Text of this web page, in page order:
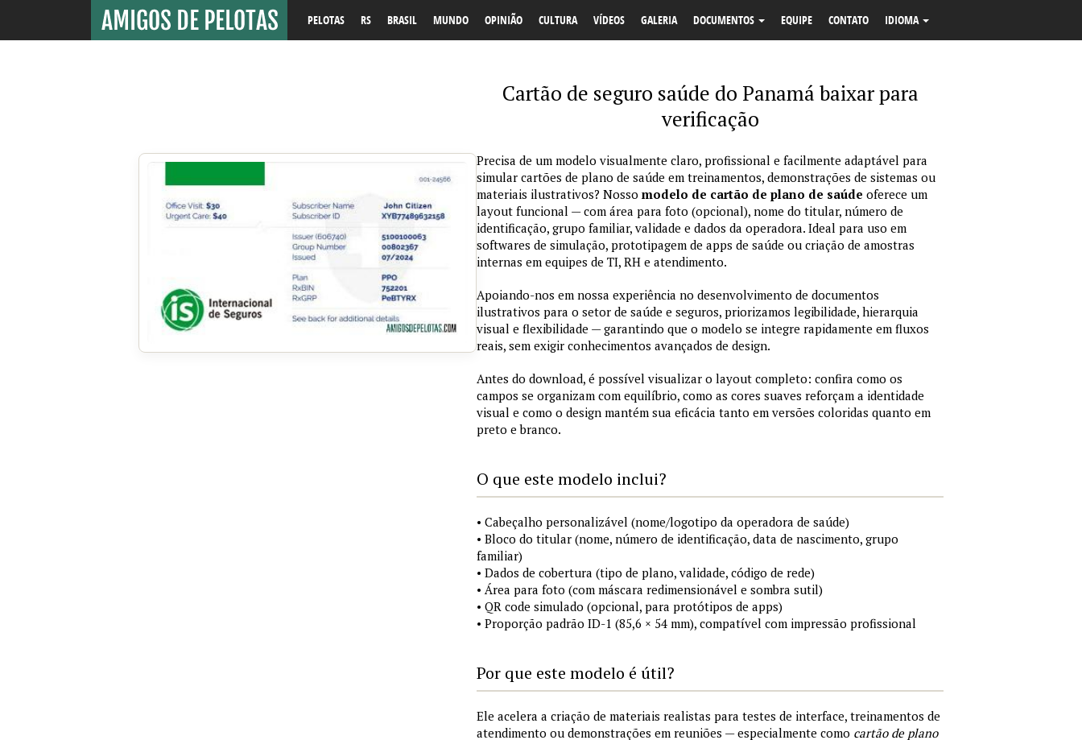
PELOTAS RS BRASIL MUNDO OPINIÃO CULTURA VÍDEOS GALERIA DOCUMENTOS EQUIPE CONTATO IDIOMA
Cartão de seguro saúde do Panamá baixar para
verificação
Precisa de um modelo visualmente claro, profissional e facilmente adaptável para
simular cartões de plano de saúde em treinamentos, demonstrações de sistemas ou
materiais ilustrativos? Nosso modelo de cartão de plano de saúde oferece um
layout funcional — com área para foto (opcional), nome do titular, número de
identificação, grupo familiar, validade e dados da operadora. Ideal para uso em
softwares de simulação, prototipagem de apps de saúde ou criação de amostras
internas em equipes de TI, RH e atendimento.
Apoiando-nos em nossa experiência no desenvolvimento de documentos
ilustrativos para o setor de saúde e seguros, priorizamos legibilidade, hierarquia
visual e flexibilidade — garantindo que o modelo se integre rapidamente em fluxos
reais, sem exigir conhecimentos avançados de design.
Antes do download, é possível visualizar o layout completo: confira como os
campos se organizam com equilíbrio, como as cores suaves reforçam a identidade
visual e como o design mantém sua eficácia tanto em versões coloridas quanto em
preto e branco.
O que este modelo inclui?
• Cabeçalho personalizável (nome/logotipo da operadora de saúde)
• Bloco do titular (nome, número de identificação, data de nascimento, grupo
familiar)
• Dados de cobertura (tipo de plano, validade, código de rede)
• Área para foto (com máscara redimensionável e sombra sutil)
• QR code simulado (opcional, para protótipos de apps)
• Proporção padrão ID-1 (85,6 × 54 mm), compatível com impressão profissional
Por que este modelo é útil?
Ele acelera a criação de materiais realistas para testes de interface, treinamentos de
atendimento ou demonstrações em reuniões — especialmente como cartão de plano